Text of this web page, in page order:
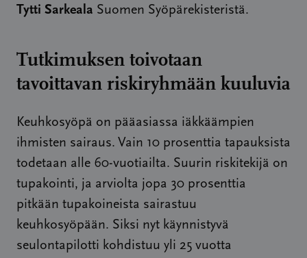
Tytti Sarkeala Suomen Syöpärekisteristä.
Tutkimuksen toivotaan
tavoittavan riskiryhmään kuuluvia
Keuhkosyöpä on pääasiassa iäkkäämpien
ihmisten sairaus. Vain 10 prosenttia tapauksista
todetaan alle 60-vuotiailta. Suurin riskitekijä on
tupakointi, ja arviolta jopa 30 prosenttia
pitkään tupakoineista sairastuu
keuhkosyöpään. Siksi nyt käynnistyvä
seulontapilotti kohdistuu yli 25 vuotta